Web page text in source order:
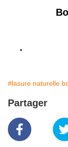
#lasure naturelle
Partager